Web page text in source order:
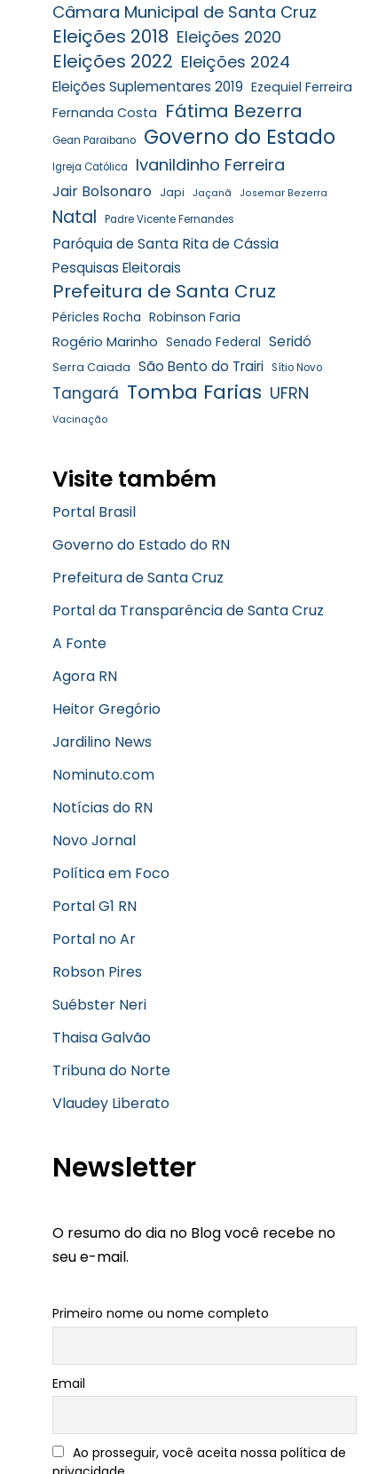
Câmara Municipal de Santa Cruz
Eleições 2018 Eleições 2020
Eleições 2022 Eleições 2024
Eleições Suplementares 2019 Ezequiel Ferreira
Fernanda Costa Fátima Bezerra
Gean Paraibano Governo do Estado
Igreja Católica Ivanildinho Ferreira
Jair Bolsonaro Japi Jaçanã Josemar Bezerra
Natal Padre Vicente Fernandes
Paróquia de Santa Rita de Cássia
Pesquisas Eleitorais
Prefeitura de Santa Cruz
Péricles Rocha Robinson Faria
Rogério Marinho Senado Federal Seridó
Serra Caiada São Bento do Trairi Sítio Novo
Tangará Tomba Farias UFRN
Vacinação
Visite também
Portal Brasil
Governo do Estado do RN
Prefeitura de Santa Cruz
Portal da Transparência de Santa Cruz
A Fonte
Agora RN
Heitor Gregório
Jardilino News
Nominuto.com
Notícias do RN
Novo Jornal
Política em Foco
Portal G1 RN
Portal no Ar
Robson Pires
Suébster Neri
Thaisa Galvão
Tribuna do Norte
Vlaudey Liberato
Newsletter
O resumo do dia no Blog você recebe no
seu e-mail.
Primeiro nome ou nome completo
Email
Ao prosseguir, você aceita nossa política de